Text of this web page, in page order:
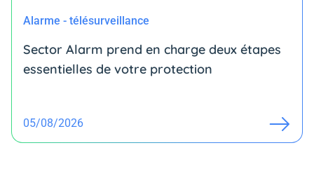
Alarme - télésurveillance
Sector Alarm prend en charge deux étapes
essentielles de votre protection
05/08/2026